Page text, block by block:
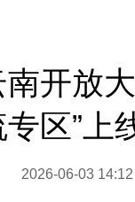
开放
区”上
2026-06-03 14:12